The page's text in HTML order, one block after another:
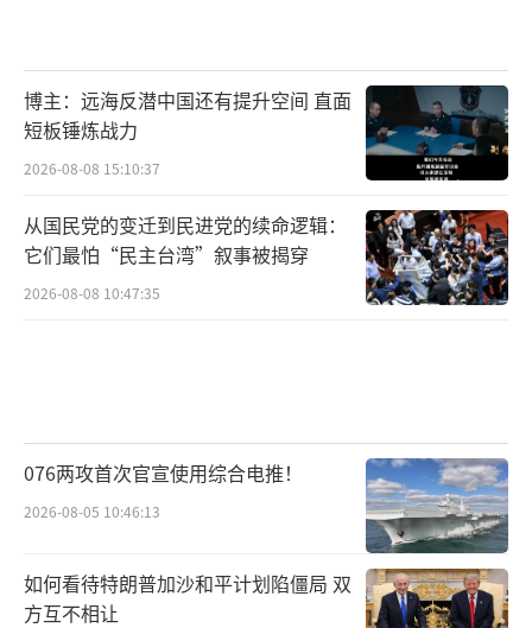
博主：远海反潜中国还有提升空间 直面
短板锤炼战力
2026-08-08 15:10:37
从国民党的变迁到民进党的续命逻辑：
它们最怕“民主台湾”叙事被揭穿
2026-08-08 10:47:35
076两攻首次官宣使用综合电推！
2026-08-05 10:46:13
如何看待特朗普加沙和平计划陷僵局 双
方互不相让